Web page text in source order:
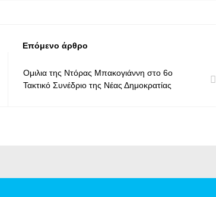
Επόμενο άρθρο
Ομιλια της Ντόρας Μπακογιάννη στο 6ο
Τακτικό Συνέδριο της Νέας Δημοκρατίας